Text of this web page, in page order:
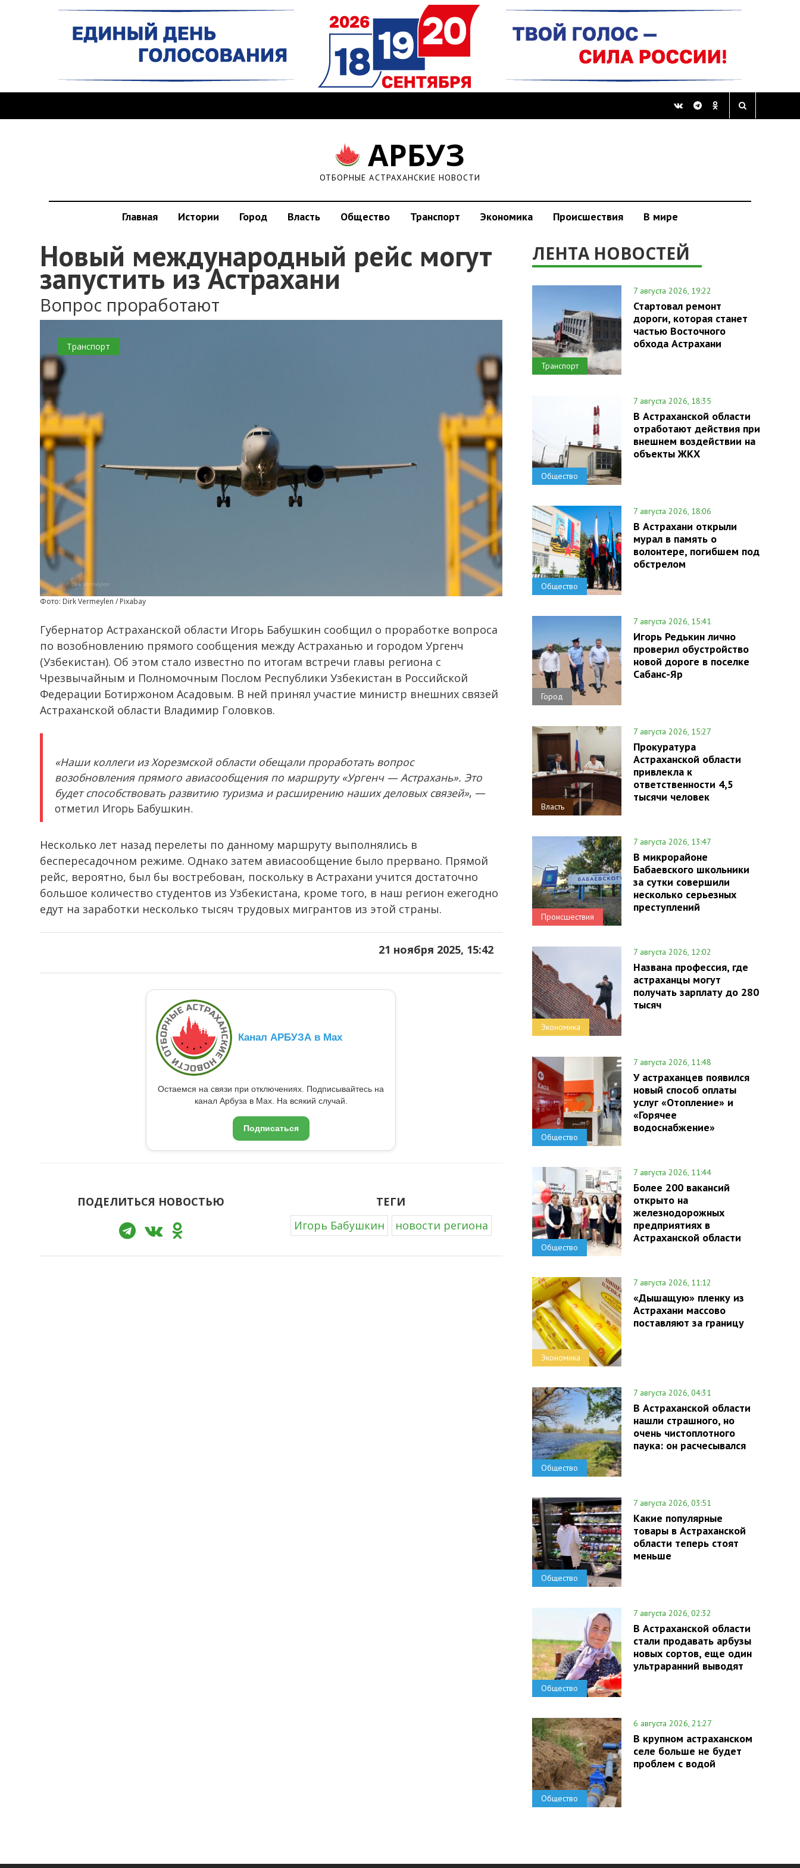
АРБУЗ
ОТБОРНЫЕ АСТРАХАНСКИЕ НОВОСТИ
Главная Истории Город Власть Общество Транспорт Экономика Происшествия В мире
Новый международный рейс могут
запустить из Астрахани
Вопрос проработают
Транспорт
Фото: Dirk Vermeylen / Pixabay
Губернатор Астраханской области Игорь Бабушкин сообщил о проработке вопроса
по возобновлению прямого сообщения между Астраханью и городом Ургенч
(Узбекистан). Об этом стало известно по итогам встречи главы региона с
Чрезвычайным и Полномочным Послом Республики Узбекистан в Российской
Федерации Ботиржоном Асадовым. В ней принял участие министр внешних связей
Астраханской области Владимир Головков.
«Наши коллеги из Хорезмской области обещали проработать вопрос
возобновления прямого авиасообщения по маршруту «Ургенч — Астрахань». Это
будет способствовать развитию туризма и расширению наших деловых связей», —
отметил Игорь Бабушкин.
Несколько лет назад перелеты по данному маршруту выполнялись в
беспересадочном режиме. Однако затем авиасообщение было прервано. Прямой
рейс, вероятно, был бы востребован, поскольку в Астрахани учится достаточно
большое количество студентов из Узбекистана, кроме того, в наш регион ежегодно
едут на заработки несколько тысяч трудовых мигрантов из этой страны.
21 ноября 2025, 15:42
Канал АРБУЗА в Max
Остаемся на связи при отключениях. Подписывайтесь на
канал Арбуза в Max. На всякий случай.
Подписаться
ПОДЕЛИТЬСЯ НОВОСТЬЮ
ТЕГИ
Игорь Бабушкин
новости региона
ЛЕНТА НОВОСТЕЙ
Транспорт
7 августа 2026, 19:22
Стартовал ремонт
дороги, которая станет
частью Восточного
обхода Астрахани
Общество
7 августа 2026, 18:35
В Астраханской области
отработают действия при
внешнем воздействии на
объекты ЖКХ
Общество
7 августа 2026, 18:06
В Астрахани открыли
мурал в память о
волонтере, погибшем под
обстрелом
Город
7 августа 2026, 15:41
Игорь Редькин лично
проверил обустройство
новой дороге в поселке
Сабанс-Яр
Власть
7 августа 2026, 15:27
Прокуратура
Астраханской области
привлекла к
ответственности 4,5
тысячи человек
Происшествия
7 августа 2026, 13:47
В микрорайоне
Бабаевского школьники
за сутки совершили
несколько серьезных
преступлений
Экономика
7 августа 2026, 12:02
Названа профессия, где
астраханцы могут
получать зарплату до 280
тысяч
Общество
7 августа 2026, 11:48
У астраханцев появился
новый способ оплаты
услуг «Отопление» и
«Горячее
водоснабжение»
Общество
7 августа 2026, 11:44
Более 200 вакансий
открыто на
железнодорожных
предприятиях в
Астраханской области
Экономика
7 августа 2026, 11:12
«Дышащую» пленку из
Астрахани массово
поставляют за границу
Общество
7 августа 2026, 04:31
В Астраханской области
нашли страшного, но
очень чистоплотного
паука: он расчесывался
Общество
7 августа 2026, 03:51
Какие популярные
товары в Астраханской
области теперь стоят
меньше
Общество
7 августа 2026, 02:32
В Астраханской области
стали продавать арбузы
новых сортов, еще один
ультраранний выводят
Общество
6 августа 2026, 21:27
В крупном астраханском
селе больше не будет
проблем с водой